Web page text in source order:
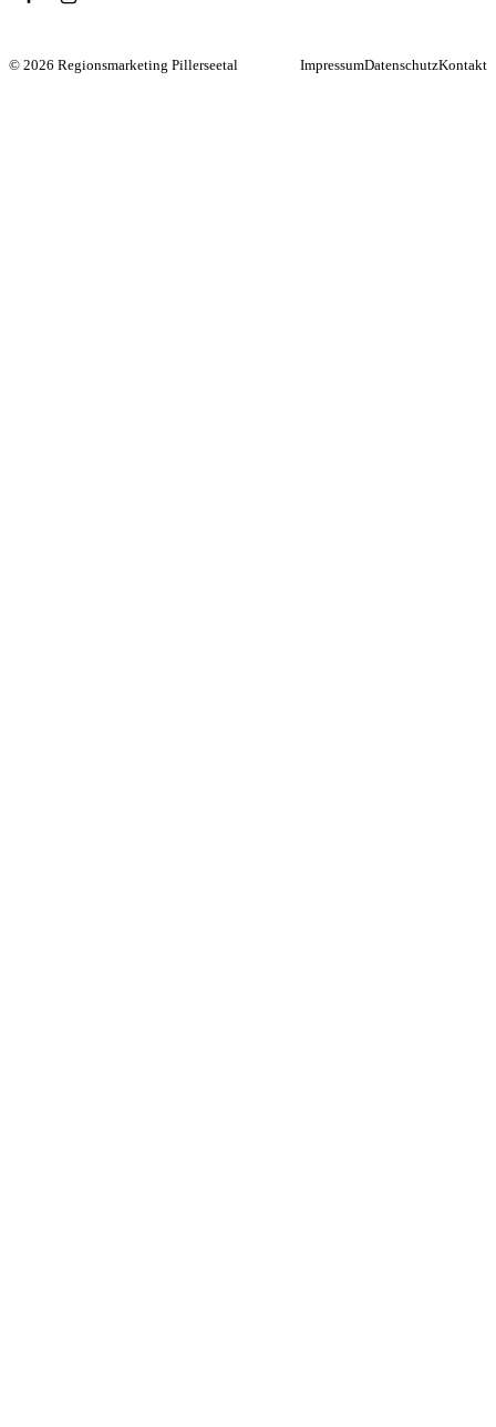
© 2026 Regionsmarketing Pillerseetal ImpressumDatenschutzKontakt